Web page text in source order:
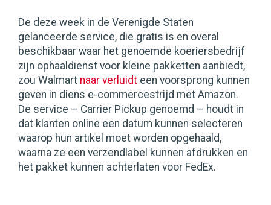
De deze week in de Verenigde Staten
gelanceerde service, die gratis is en overal
beschikbaar waar het genoemde koeriersbedrijf
zijn ophaaldienst voor kleine pakketten aanbiedt,
zou Walmart naar verluidt een voorsprong kunnen
geven in diens e-commercestrijd met Amazon.
De service – Carrier Pickup genoemd – houdt in
dat klanten online een datum kunnen selecteren
waarop hun artikel moet worden opgehaald,
waarna ze een verzendlabel kunnen afdrukken en
het pakket kunnen achterlaten voor FedEx.